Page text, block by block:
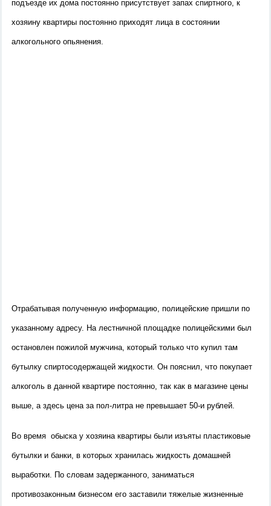
подъезде их дома постоянно присутствует запах спиртного, к
хозяину квартиры постоянно приходят лица в состоянии
алкогольного опьянения.
Отрабатывая полученную информацию, полицейские пришли по
указанному адресу. На лестничной площадке полицейскими был
остановлен пожилой мужчина, который только что купил там
бутылку спиртосодержащей жидкости. Он пояснил, что покупает
алкоголь в данной квартире постоянно, так как в магазине цены
выше, а здесь цена за пол-литра не превышает 50-и рублей.
Во время обыска у хозяина квартиры были изъяты пластиковые
бутылки и банки, в которых хранилась жидкость домашней
выработки. По словам задержанного, заниматься
противозаконным бизнесом его заставили тяжелые жизненные